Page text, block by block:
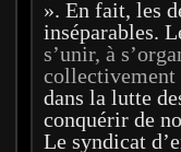
». En fait, les
inséparables.
s’unir, à
collectivement
dans la lutte
conquérir de
Le syndicat